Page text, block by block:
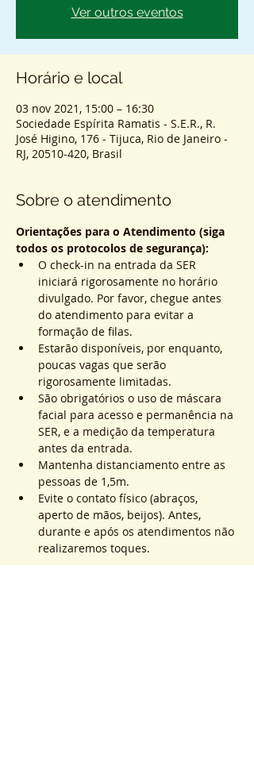
Ver outros eventos
Horário e local
03 nov 2021, 15:00 – 16:30
Sociedade Espírita Ramatis - S.E.R., R.
José Higino, 176 - Tijuca, Rio de Janeiro -
RJ, 20510-420, Brasil
Sobre o atendimento
Orientações para o Atendimento (siga
todos os protocolos de segurança):
O check-in na entrada da SER
iniciará rigorosamente no horário
divulgado. Por favor, chegue antes
do atendimento para evitar a
formação de filas.
Estarão disponíveis, por enquanto,
poucas vagas que serão
rigorosamente limitadas.
São obrigatórios o uso de máscara
facial para acesso e permanência na
SER, e a medição da temperatura
antes da entrada.
Mantenha distanciamento entre as
pessoas de 1,5m.
Evite o contato físico (abraços,
aperto de mãos, beijos). Antes,
durante e após os atendimentos não
realizaremos toques.